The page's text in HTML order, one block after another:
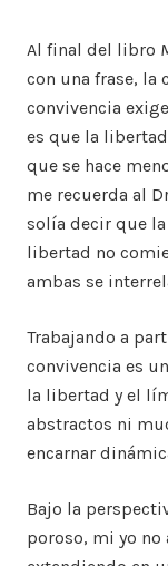
Al final del libro
con una frase, la
convivencia
es que la
que se hace
me recuerda al
solía decir que
libertad no
ambas se
Trabajando a
convivencia es
la libertad y el
abstractos ni
encarnar
Bajo la
poroso, mi yo no